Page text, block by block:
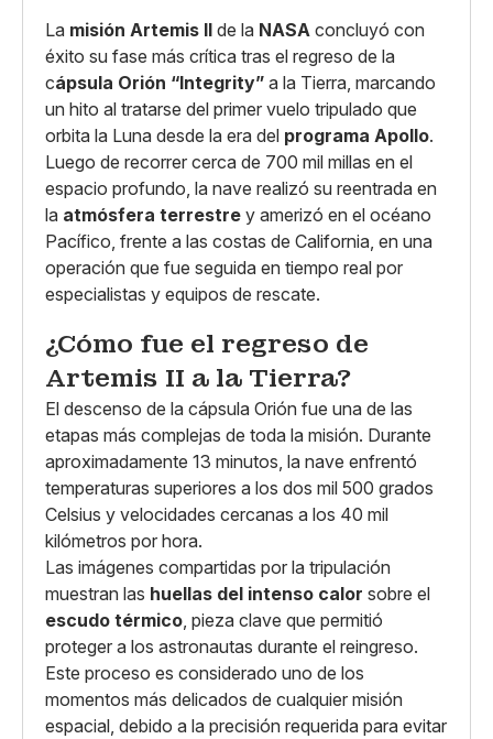
La misión Artemis II de la NASA concluyó con
éxito su fase más crítica tras el regreso de la
cápsula Orión “Integrity” a la Tierra, marcando
un hito al tratarse del primer vuelo tripulado que
orbita la Luna desde la era del programa Apollo.
Luego de recorrer cerca de 700 mil millas en el
espacio profundo, la nave realizó su reentrada en
la atmósfera terrestre y amerizó en el océano
Pacífico, frente a las costas de California, en una
operación que fue seguida en tiempo real por
especialistas y equipos de rescate.
¿Cómo fue el regreso de
Artemis II a la Tierra?
El descenso de la cápsula Orión fue una de las
etapas más complejas de toda la misión. Durante
aproximadamente 13 minutos, la nave enfrentó
temperaturas superiores a los dos mil 500 grados
Celsius y velocidades cercanas a los 40 mil
kilómetros por hora.
Las imágenes compartidas por la tripulación
muestran las huellas del intenso calor sobre el
escudo térmico , pieza clave que permitió
proteger a los astronautas durante el reingreso.
Este proceso es considerado uno de los
momentos más delicados de cualquier misión
espacial, debido a la precisión requerida para evitar